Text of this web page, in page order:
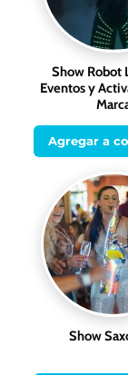
Show Robot
Eventos y
Agregar a
Show